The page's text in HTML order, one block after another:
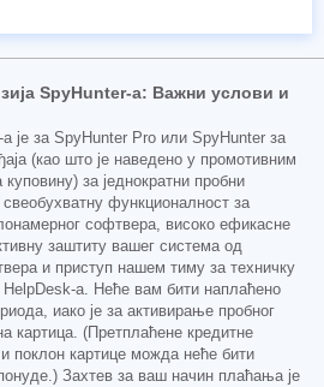
SpyHunter-а: Важни услови и
је за SpyHunter Pro или SpyHunter за
(као што је наведено у промотивним
за једнократни пробни
функционалност за
софтвера, високо ефикасне
заштиту вашег система од
и приступ нашем тиму за техничку
а. Неће вам бити наплаћено
иако је за активирање пробног
картица. (Претплаћене кредитне
поклон картице можда неће бити
Захтев за ваш начин плаћања је